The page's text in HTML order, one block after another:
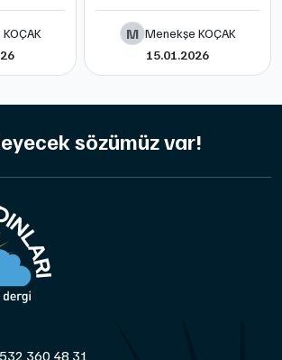
M Menekşe KOÇAK
15.01.2026
sözümüz var!
360 48 31